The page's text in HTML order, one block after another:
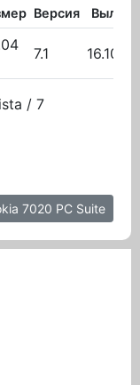
Версия
7.1
/ 7
7020 PC Suite